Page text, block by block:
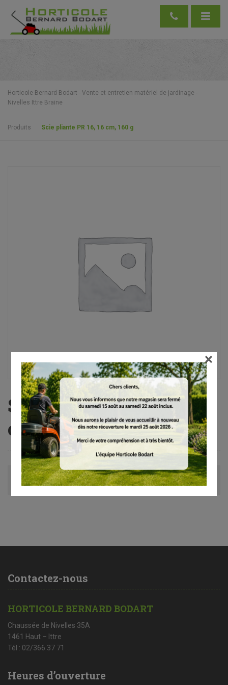
Horticole Bernard Bodart - Vente et entretien matériel de jardinage -
Nivelles Ittre Braine
Produits Scie pliante PR 16, 16 cm, 160 g
Scie pliante PR 16, 16
cm, 160 g
Avis (0)
Contactez-nous
HORTICOLE BERNARD BODART
Chaussée de Nivelles 35A
1461 Haut – Ittre
Tél : 02/366 37 71
Heures d’ouverture
×